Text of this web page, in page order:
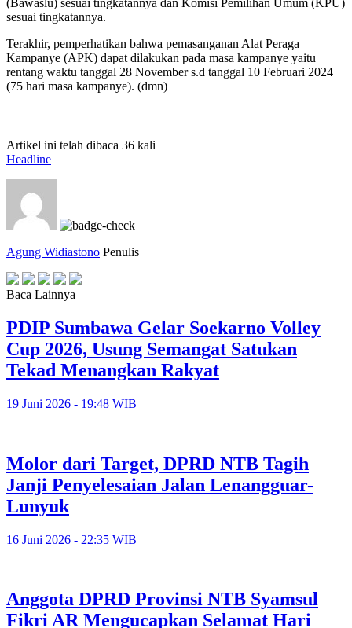
sesuai tingkatannya.
Terakhir, pemperhatikan bahwa pemasanganan Alat Peraga
Kampanye (APK) dapat dilakukan pada masa kampanye yaitu
rentang waktu tanggal 28 November s.d tanggal 10 Februari 2024
(75 hari masa kampanye). (dmn)
Artikel ini telah dibaca 36 kali
Headline
Agung Widiastono Penulis
Baca Lainnya
PDIP Sumbawa Gelar Soekarno Volley
Cup 2026, Usung Semangat Satukan
Tekad Menangkan Rakyat
19 Juni 2026 - 19:48 WIB
Molor dari Target, DPRD NTB Tagih
Janji Penyelesaian Jalan Lenangguar-
Lunyuk
16 Juni 2026 - 22:35 WIB
Anggota DPRD Provinsi NTB Syamsul
Fikri AR Mengucapkan Selamat Hari